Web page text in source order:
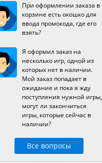
При оформлении заказа в
корзине есть окошко для
ввода промокода, где его
взять?
Я оформил заказ на
несколько игр, одной из
которых нет в наличии.
Мой заказ попадает в
ожидание и пока я жду
поступления нужной игры,
могут ли закончиться
игры, которые сейчас в
наличии?
Все вопросы